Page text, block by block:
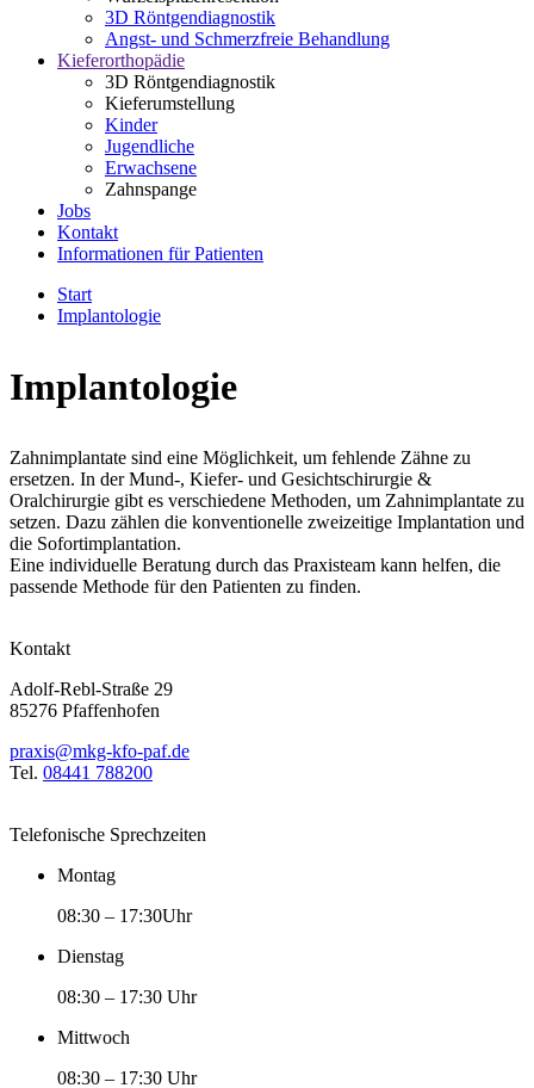
3D Röntgendiagnostik
Angst- und Schmerzfreie Behandlung
Kieferorthopädie
3D Röntgendiagnostik
Kieferumstellung
Kinder
Jugendliche
Erwachsene
Zahnspange
Jobs
Kontakt
Informationen für Patienten
Start
Implantologie
Implantologie
Zahnimplantate sind eine Möglichkeit, um fehlende Zähne zu
ersetzen. In der Mund-, Kiefer- und Gesichtschirurgie &
Oralchirurgie gibt es verschiedene Methoden, um Zahnimplantate zu
setzen. Dazu zählen die konventionelle zweizeitige Implantation und
die Sofortimplantation.
Eine individuelle Beratung durch das Praxisteam kann helfen, die
passende Methode für den Patienten zu finden.
Kontakt
Adolf-Rebl-Straße 29
85276 Pfaffenhofen
praxis@mkg-kfo-paf.de
Tel. 08441 788200
Telefonische Sprechzeiten
Montag
08:30 – 17:30Uhr
Dienstag
08:30 – 17:30 Uhr
Mittwoch
08:30 – 17:30 Uhr